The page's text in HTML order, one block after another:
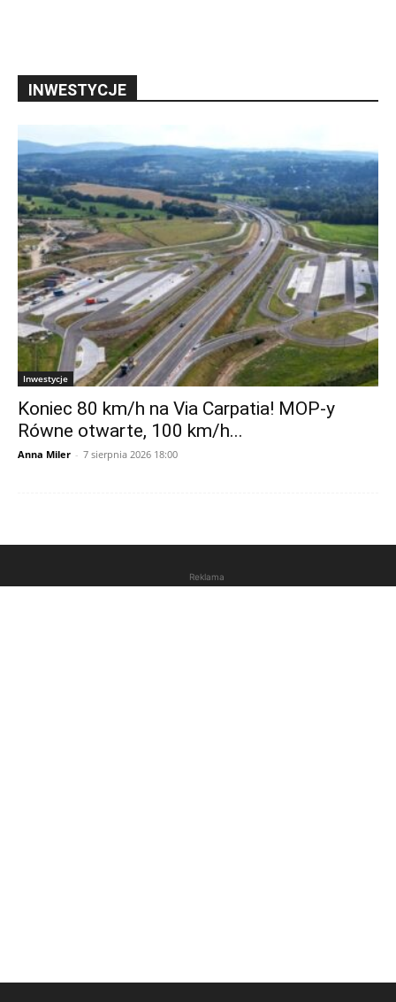
INWESTYCJE
Inwestycje
Koniec 80 km/h na Via Carpatia! MOP-y
Równe otwarte, 100 km/h...
Anna Miler - 7 sierpnia 2026 18:00
Reklama